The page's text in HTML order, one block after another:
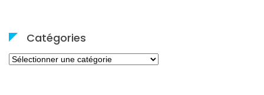
Catégories
Catégories